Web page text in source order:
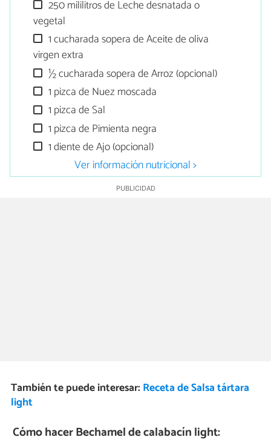
250 mililitros de Leche desnatada o
vegetal
1 cucharada sopera de Aceite de oliva
virgen extra
½ cucharada sopera de Arroz (opcional)
1 pizca de Nuez moscada
1 pizca de Sal
1 pizca de Pimienta negra
1 diente de Ajo (opcional)
Ver información nutricional >
También te puede interesar: Receta de Salsa tártara
light
Cómo hacer Bechamel de calabacín light: